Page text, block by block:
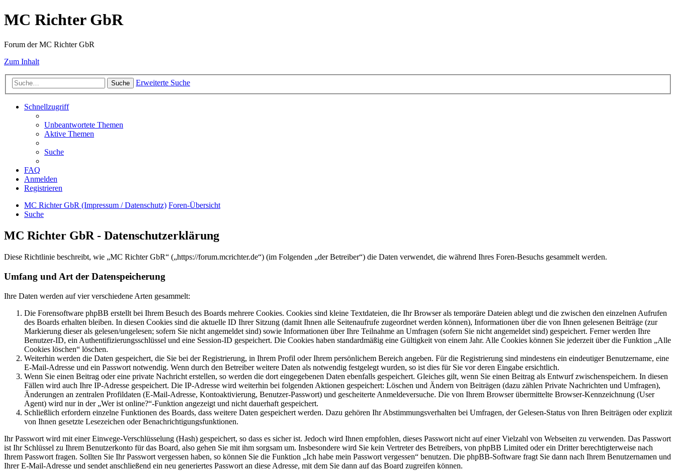
MC Richter GbR
Forum der MC Richter GbR
Zum Inhalt
Suche Erweiterte Suche
Schnellzugriff
Unbeantwortete Themen
Aktive Themen
Suche
FAQ
Anmelden
Registrieren
MC Richter GbR (Impressum / Datenschutz) Foren-Übersicht
Suche
MC Richter GbR - Datenschutzerklärung
Diese Richtlinie beschreibt, wie „MC Richter GbR“ („https://forum.mcrichter.de“) (im Folgenden „der Betreiber“) die Daten verwendet, die während Ihres Foren-Besuchs gesammelt werden.
Umfang und Art der Datenspeicherung
Ihre Daten werden auf vier verschiedene Arten gesammelt:
Die Forensoftware phpBB erstellt bei Ihrem Besuch des Boards mehrere Cookies. Cookies sind kleine Textdateien, die Ihr Browser als temporäre Dateien ablegt und die zwischen den einzelnen Aufrufen
des Boards erhalten bleiben. In diesen Cookies sind die aktuelle ID Ihrer Sitzung (damit Ihnen alle Seitenaufrufe zugeordnet werden können), Informationen über die von Ihnen gelesenen Beiträge (zur
Markierung dieser als gelesen/ungelesen; sofern Sie nicht angemeldet sind) sowie Informationen über Ihre Teilnahme an Umfragen (sofern Sie nicht angemeldet sind) gespeichert. Ferner werden Ihre
Benutzer-ID, ein Authentifizierungsschlüssel und eine Session-ID gespeichert. Die Cookies haben standardmäßig eine Gültigkeit von einem Jahr. Alle Cookies können Sie jederzeit über die Funktion „Alle
Cookies löschen“ löschen.
Weiterhin werden die Daten gespeichert, die Sie bei der Registrierung, in Ihrem Profil oder Ihrem persönlichem Bereich angeben. Für die Registrierung sind mindestens ein eindeutiger Benutzername, eine
E-Mail-Adresse und ein Passwort notwendig. Wenn durch den Betreiber weitere Daten als notwendig festgelegt wurden, so ist dies für Sie vor deren Eingabe ersichtlich.
Wenn Sie einen Beitrag oder eine private Nachricht erstellen, so werden die dort eingegebenen Daten ebenfalls gespeichert. Gleiches gilt, wenn Sie einen Beitrag als Entwurf zwischenspeichern. In diesen
Fällen wird auch Ihre IP-Adresse gespeichert. Die IP-Adresse wird weiterhin bei folgenden Aktionen gespeichert: Löschen und Ändern von Beiträgen (dazu zählen Private Nachrichten und Umfragen),
Änderungen an zentralen Profildaten (E-Mail-Adresse, Kontoaktivierung, Benutzer-Passwort) und gescheiterte Anmeldeversuche. Die von Ihrem Browser übermittelte Browser-Kennzeichnung (User
Agent) wird nur in der „Wer ist online?“-Funktion angezeigt und nicht dauerhaft gespeichert.
Schließlich erfordern einzelne Funktionen des Boards, dass weitere Daten gespeichert werden. Dazu gehören Ihr Abstimmungsverhalten bei Umfragen, der Gelesen-Status von Ihren Beiträgen oder explizit
von Ihnen gesetzte Lesezeichen oder Benachrichtigungsfunktionen.
Ihr Passwort wird mit einer Einwege-Verschlüsselung (Hash) gespeichert, so dass es sicher ist. Jedoch wird Ihnen empfohlen, dieses Passwort nicht auf einer Vielzahl von Webseiten zu verwenden. Das Passwort
ist Ihr Schlüssel zu Ihrem Benutzerkonto für das Board, also gehen Sie mit ihm sorgsam um. Insbesondere wird Sie kein Vertreter des Betreibers, von phpBB Limited oder ein Dritter berechtigterweise nach
Ihrem Passwort fragen. Sollten Sie Ihr Passwort vergessen haben, so können Sie die Funktion „Ich habe mein Passwort vergessen“ benutzen. Die phpBB-Software fragt Sie dann nach Ihrem Benutzernamen und
Ihrer E-Mail-Adresse und sendet anschließend ein neu generiertes Passwort an diese Adresse, mit dem Sie dann auf das Board zugreifen können.